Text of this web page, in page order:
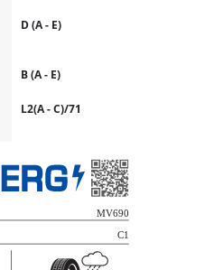
D (A - E)
B (A - E)
L2(A - C)/71